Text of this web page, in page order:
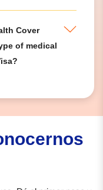
Cover
of medical